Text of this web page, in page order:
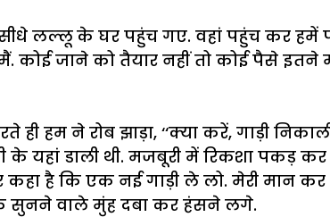
लल्लू के घर पहुंच गए. वहां पहुंच कर हमें
कोई जाने को तैयार नहीं तो कोई पैसे इतने
हम ने रोब झाड़ा, ‘‘क्या करें, गाड़ी
यहां डाली थी. मजबूरी में रिकशा पकड़ कर
कहा है कि एक नई गाड़ी ले लो. मेरी
सुनने वाले मुंह दबा कर हंसने लगे.